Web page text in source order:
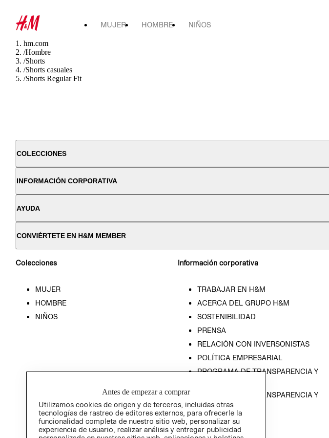
MUJER HOMBRE NIÑOS
hm.com
/Hombre
/Shorts
/Shorts casuales
/Shorts Regular Fit
COLECCIONES
INFORMACIÓN CORPORATIVA
AYUDA
CONVIÉRTETE EN H&M MEMBER
Colecciones
MUJER
HOMBRE
NIÑOS
Información corporativa
TRABAJAR EN H&M
ACERCA DEL GRUPO H&M
SOSTENIBILIDAD
PRENSA
RELACIÓN CON INVERSONISTAS
POLÍTICA EMPRESARIAL
PROGRAMA DE TRANSPARENCIA Y
PROGRAMA DE TRANSPARENCIA Y
ÉTICA (INGLÉS)
Antes de empezar a comprar
Utilizamos cookies de origen y de terceros, incluidas otras
tecnologías de rastreo de editores externos, para ofrecerle la
funcionalidad completa de nuestro sitio web, personalizar su
experiencia de usuario, realizar análisis y entregar publicidad